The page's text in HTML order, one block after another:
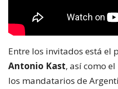
Entre los invitados está el
Antonio Kast, así como
los mandatarios de